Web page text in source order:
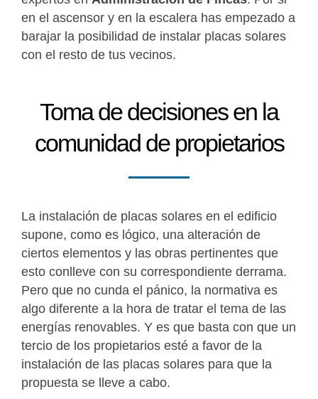
en el ascensor y en la escalera has empezado a
barajar la posibilidad de instalar placas solares
con el resto de tus vecinos.
Toma de decisiones en la
comunidad de propietarios
La instalación de placas solares en el edificio
supone, como es lógico, una alteración de
ciertos elementos y las obras pertinentes que
esto conlleve con su correspondiente derrama.
Pero que no cunda el pánico, la normativa es
algo diferente a la hora de tratar el tema de las
energías renovables. Y es que basta con que un
tercio de los propietarios esté a favor de la
instalación de las placas solares para que la
propuesta se lleve a cabo.